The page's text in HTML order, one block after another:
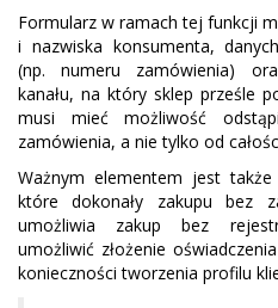
Formularz w ramach tej funkcji
i nazwiska konsumenta,
(np. numeru zamówienia)
kanału, na który sklep prześle
musi mieć możliwość
zamówienia, a nie tylko od
Ważnym elementem jest
które dokonały zakupu bez
umożliwia zakup bez
umożliwić złożenie
konieczności tworzenia profilu